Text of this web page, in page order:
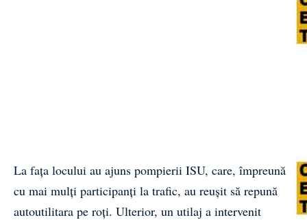
La fața locului au ajuns pompierii ISU, care, împreună
cu mai mulți participanți la trafic, au reușit să repună
autoutilitara pe roți. Ulterior, un utilaj a intervenit